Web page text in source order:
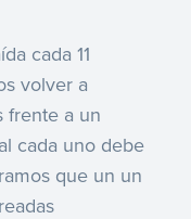
cada 11
volver a
frente a un
cada uno debe
que un un